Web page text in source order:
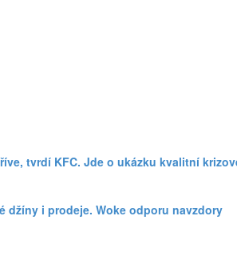
tvrdí KFC. Jde o ukázku kvalitní
džíny i prodeje. Woke odporu navzdory